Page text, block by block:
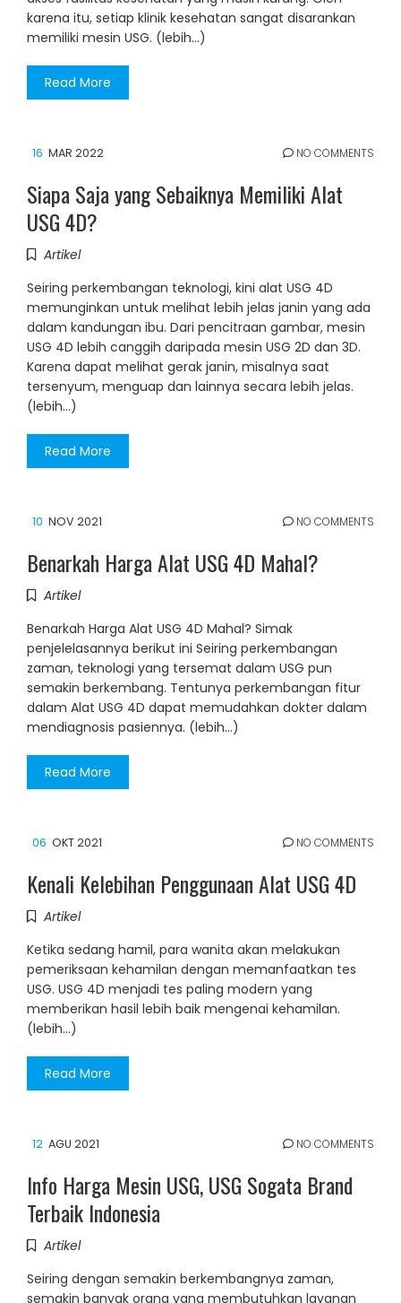
karena itu, setiap klinik kesehatan sangat disarankan
memiliki mesin USG. (lebih…)
Read More
16 MAR 2022 NO COMMENTS
Siapa Saja yang Sebaiknya Memiliki Alat
USG 4D?
Artikel
Seiring perkembangan teknologi, kini alat USG 4D
memunginkan untuk melihat lebih jelas janin yang ada
dalam kandungan ibu. Dari pencitraan gambar, mesin
USG 4D lebih canggih daripada mesin USG 2D dan 3D.
Karena dapat melihat gerak janin, misalnya saat
tersenyum, menguap dan lainnya secara lebih jelas.
(lebih…)
Read More
10 NOV 2021 NO COMMENTS
Benarkah Harga Alat USG 4D Mahal?
Artikel
Benarkah Harga Alat USG 4D Mahal? Simak
penjelelasannya berikut ini Seiring perkembangan
zaman, teknologi yang tersemat dalam USG pun
semakin berkembang. Tentunya perkembangan fitur
dalam Alat USG 4D dapat memudahkan dokter dalam
mendiagnosis pasiennya. (lebih…)
Read More
06 OKT 2021 NO COMMENTS
Kenali Kelebihan Penggunaan Alat USG 4D
Artikel
Ketika sedang hamil, para wanita akan melakukan
pemeriksaan kehamilan dengan memanfaatkan tes
USG. USG 4D menjadi tes paling modern yang
memberikan hasil lebih baik mengenai kehamilan.
(lebih…)
Read More
12 AGU 2021 NO COMMENTS
Info Harga Mesin USG, USG Sogata Brand
Terbaik Indonesia
Artikel
Seiring dengan semakin berkembangnya zaman,
semakin banyak orang yang membutuhkan layanan